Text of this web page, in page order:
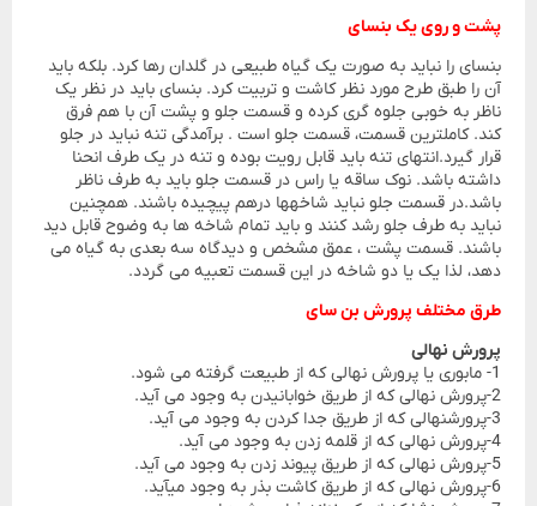
پشت و روی یک بنسای
بنسای را نباید به صورت یک گیاه طبیعی در گلدان رها کرد. بلکه باید
آن را طبق طرح مورد نظر کاشت و تربیت کرد. بنسای باید در نظر یک
ناظر به خوبی جلوه گری کرده و قسمت جلو و پشت آن با هم فرق
کند. کاملترین قسمت، قسمت جلو است . برآمدگی تنه نباید در جلو
قرار گیرد.انتهای تنه باید قابل رویت بوده و تنه در یک طرف انحنا
داشته باشد. نوک ساقه یا راس در قسمت جلو باید به طرف ناظر
باشد.در قسمت جلو نباید شاخهها درهم پیچیده باشند. همچنین
نباید به طرف جلو رشد کنند و باید تمام شاخه ها به وضوح قابل دید
باشند. قسمت پشت ، عمق مشخص و دیدگاه سه بعدی به گیاه می
دهد، لذا یک یا دو شاخه در این قسمت تعبیه می گردد.
طرق مختلف پرورش بن سای
پرورش نهالی
1- مابوری یا پرورش نهالی که از طبیعت گرفته می شود.
2-پرورش نهالی که از طریق خوابانیدن به وجود می آید.
3-پرورشنهالی که از طریق جدا کردن به وجود می آید.
4-پرورش نهالی که از قلمه زدن به وجود می آید.
5-پرورش نهالی که از طریق پیوند زدن به وجود می آید.
6-پرورش نهالی که از طریق کاشت بذر به وجود میآید.